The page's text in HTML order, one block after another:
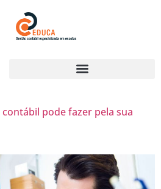
pode fazer pela sua